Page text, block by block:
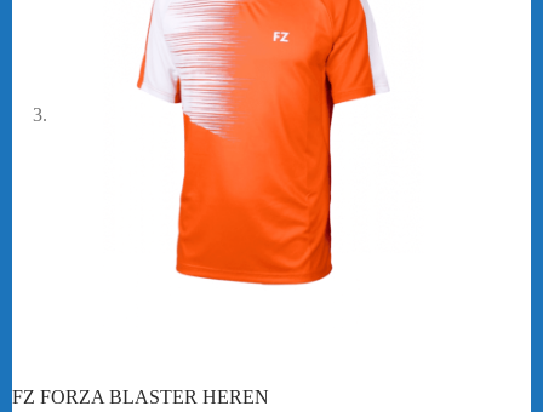
FZ FORZA BLASTER HEREN